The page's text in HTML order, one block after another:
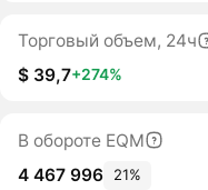
Торговый объем, 24ч
$ 39,7+274%
В обороте EQM
4 467 996
21%